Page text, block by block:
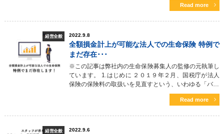
Read more
経営全般 2022.9.8
全額損金計上が可能な法人での生命保険 特例で
まだ存在･･･
※この記事は弊社内の生命保険募集人の監修の元執筆し
ています。 1.はじめに ２０１９年２月、国税庁が法人
保険の保険料の取扱いを見直すという、いわゆる「バ…
Read more
経営全般 2022.9.6